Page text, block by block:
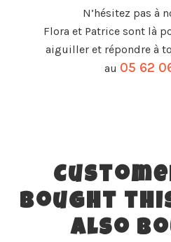
N’hésitez pas à
Flora et Patrice sont là
aiguiller et répondre à
au 05 62
bought
also